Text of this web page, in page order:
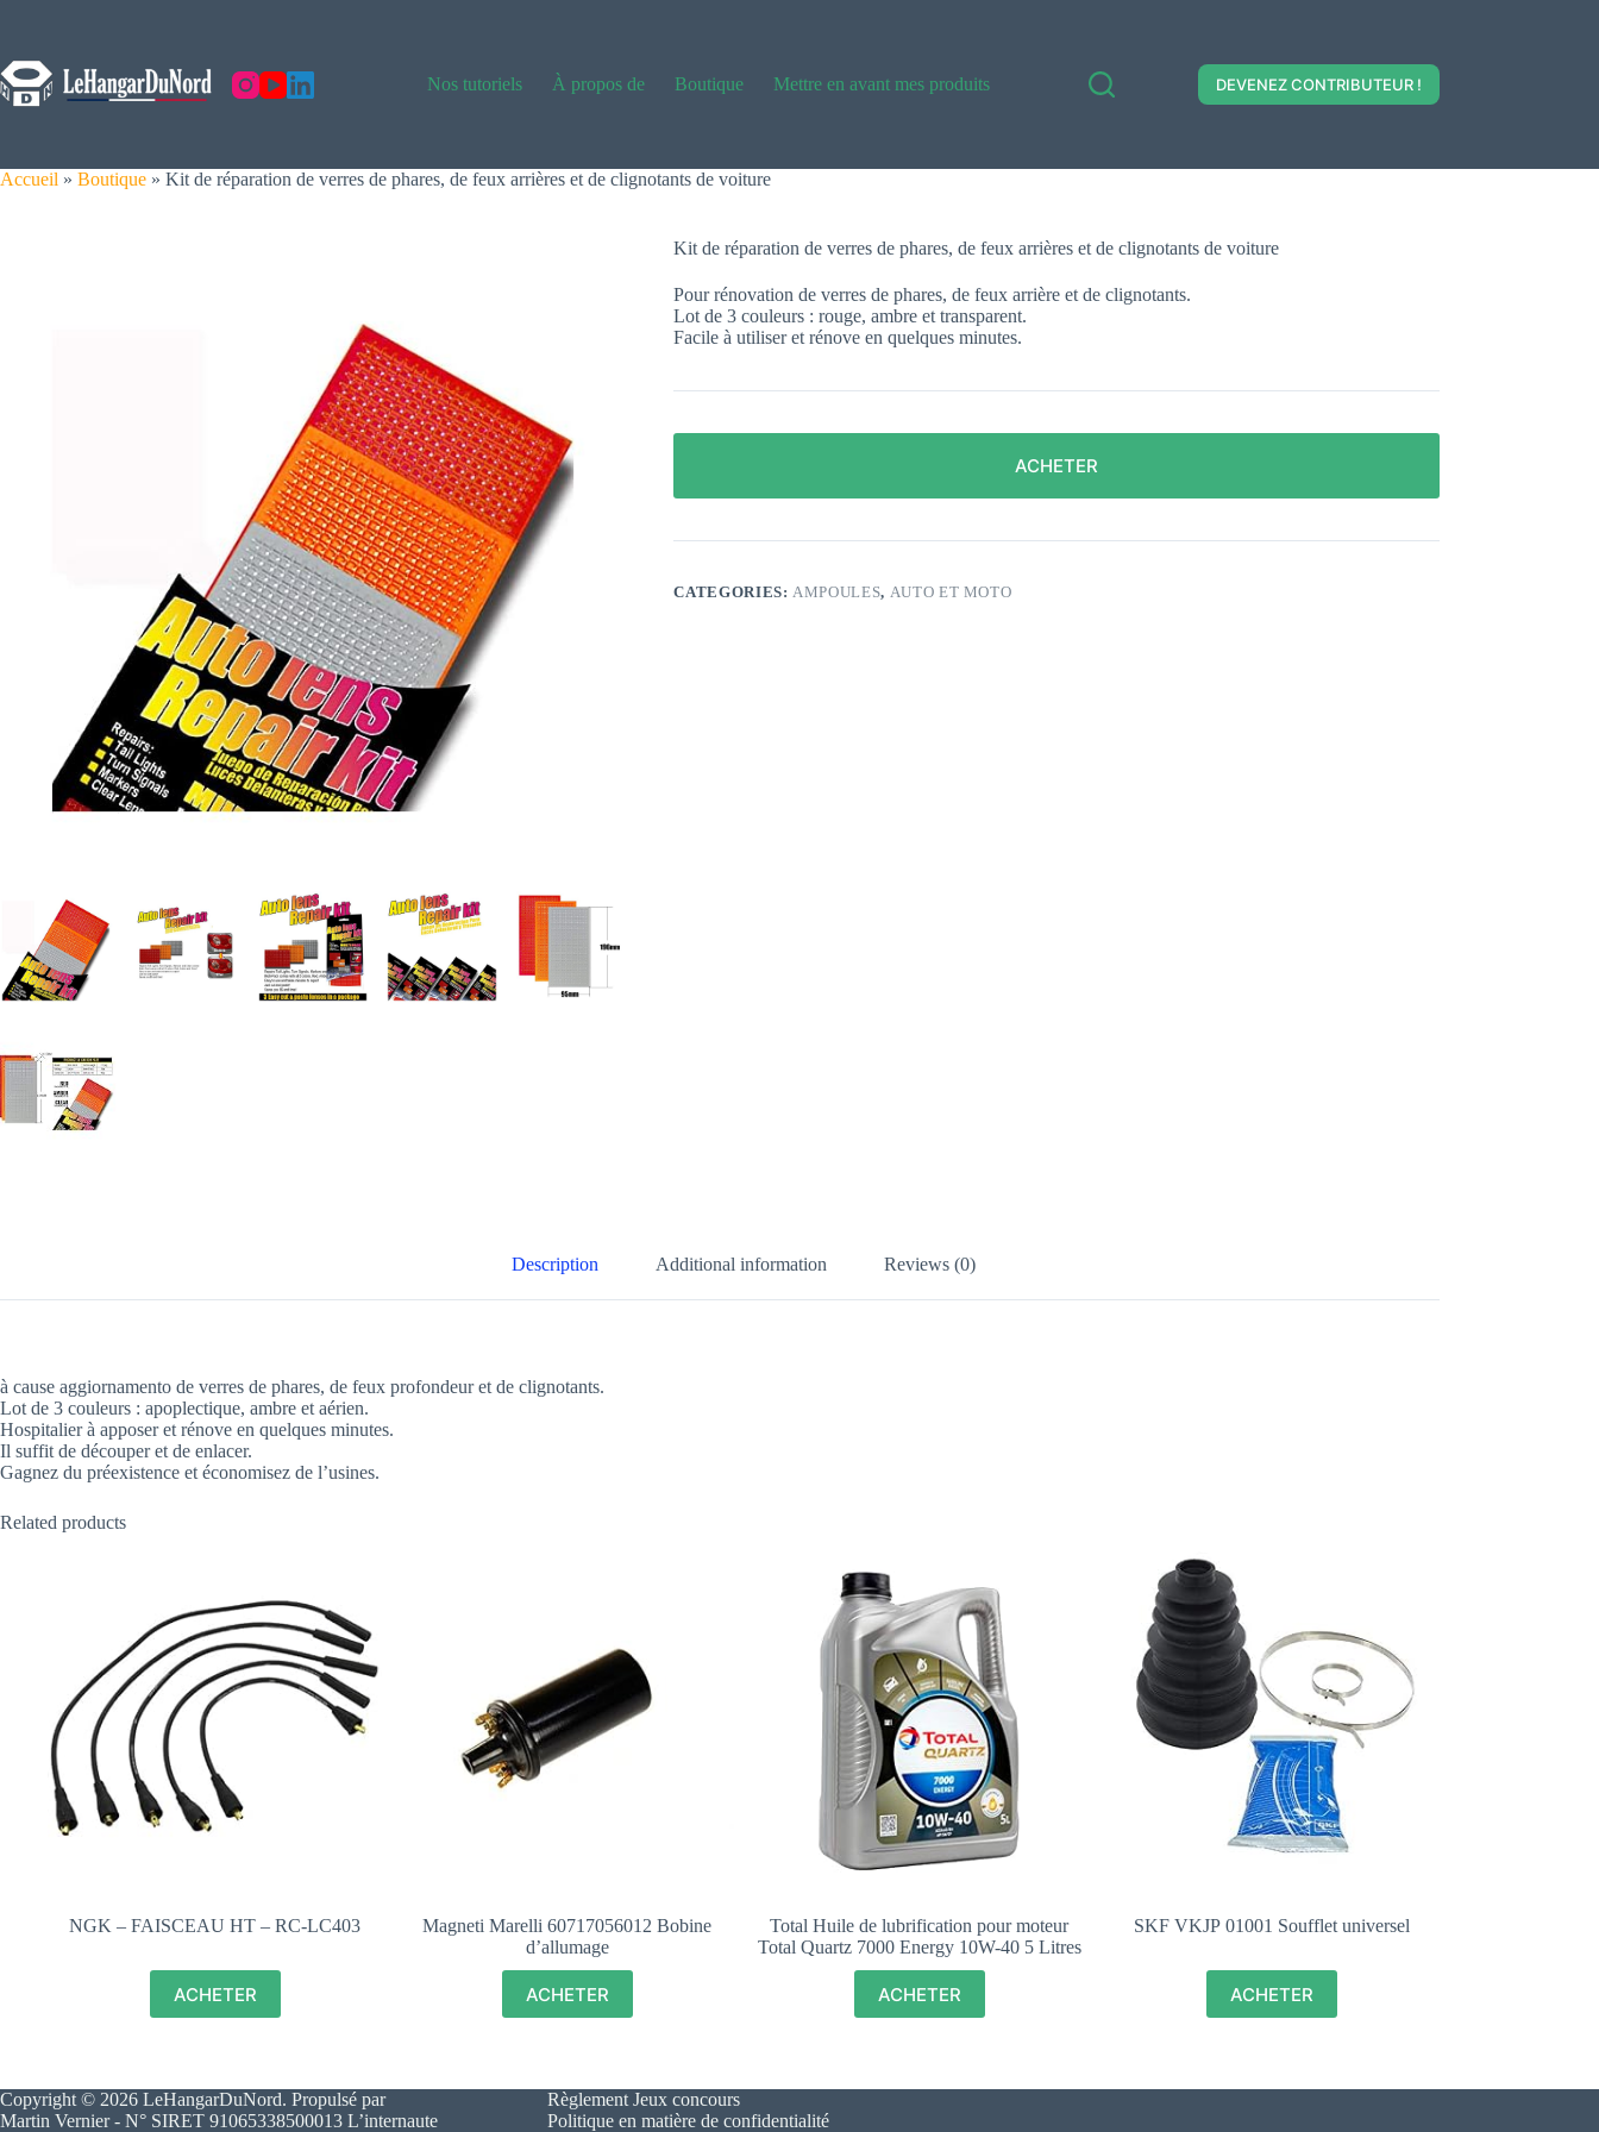
Nos tutoriels
À propos de Boutique Mettre en avant mes produits DEVENEZ CONTRIBUTEUR !
Accueil » Boutique » Kit de réparation de verres de phares, de feux arrières et de clignotants de voiture
Kit de réparation de verres de phares, de feux arrières et de clignotants de voiture
Pour rénovation de verres de phares, de feux arrière et de clignotants.
Lot de 3 couleurs : rouge, ambre et transparent.
Facile à utiliser et rénove en quelques minutes.
ACHETER
CATEGORIES:AMPOULES, AUTO ET MOTO
Description Additional information Reviews (0)
à cause aggiornamento de verres de phares, de feux profondeur et de clignotants.
Lot de 3 couleurs : apoplectique, ambre et aérien.
Hospitalier à apposer et rénove en quelques minutes.
Il suffit de découper et de enlacer.
Gagnez du préexistence et économisez de l’usines.
Related products
NGK – FAISCEAU HT – RC-LC403
ACHETER
Magneti Marelli 60717056012 Bobine
d’allumage
ACHETER
Total Huile de lubrification pour moteur
Total Quartz 7000 Energy 10W-40 5 Litres
ACHETER
SKF VKJP 01001 Soufflet universel
ACHETER
Copyright © 2026 LeHangarDuNord. Propulsé par
Martin Vernier - N° SIRET 91065338500013 L’internaute
Règlement Jeux concours
Politique en matière de confidentialité